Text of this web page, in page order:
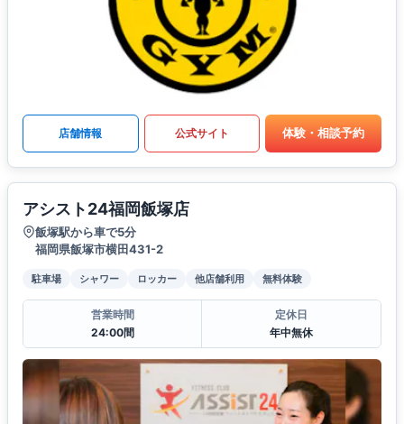
店舗情報 公式サイト 体験・相談予約
アシスト24福岡飯塚店
飯塚駅から車で5分
福岡県飯塚市横田431-2
駐車場 シャワー ロッカー 他店舗利用 無料体験
営業時間
24:00間
定休日
年中無休